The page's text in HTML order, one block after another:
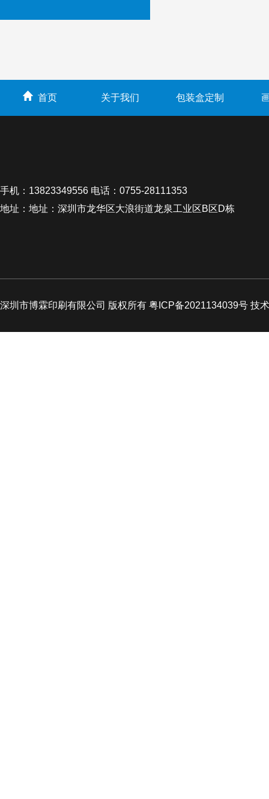
首页 关于我们 包装盒定制
手机：13823349556 电话：0755-28111353
地址：地址：深圳市龙华区大浪街道龙泉工业区B区D栋
深圳市博霖印刷有限公司 版权所有 粤ICP备2021134039号 技